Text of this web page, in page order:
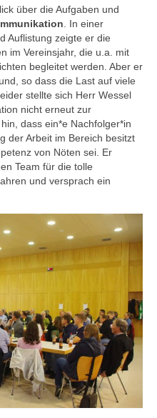
über die Aufgaben und
. In einer
Auflistung zeigte er die
im Vereinsjahr, die u.a. mit
begleitet werden. Aber er
so dass die Last auf viele
stellte sich Herr Wessel
nicht erneut zur
dass ein*e Nachfolger*in
der Arbeit im Bereich besitzt
von Nöten sei. Er
Team für die tolle
und versprach ein